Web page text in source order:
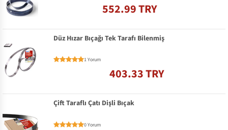
552.99 TRY
Düz Hızar Bıçağı Tek Tarafı Bilenmiş
1 Yorum
403.33 TRY
Çift Taraflı Çatı Dişli Bıçak
0 Yorum